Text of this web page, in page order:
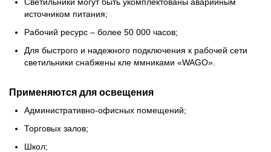
источником питания;
Рабочий ресурс – более 50 000 часов;
Для быстрого и надежного подключения к рабочей сети
светильники снабжены кле ммниками «WAGO».
Применяются для освещения
Административно-офисных помещений;
Торговых залов;
Школ;